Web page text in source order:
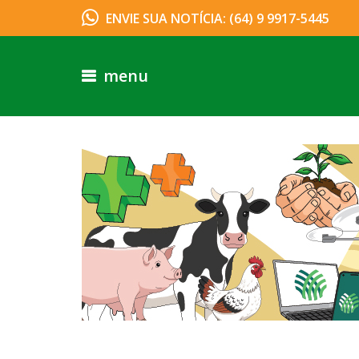
ENVIE SUA NOTÍCIA: (64) 9 9917-5445
menu